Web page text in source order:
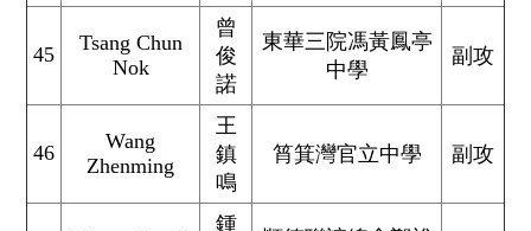
45
Tsang Chun
Nok
曾
俊
諾
東華三院馮黃鳳亭
中學
副攻
46
Wang
Zhenming
王
鎮
鳴
筲箕灣官立中學 副攻
鍾